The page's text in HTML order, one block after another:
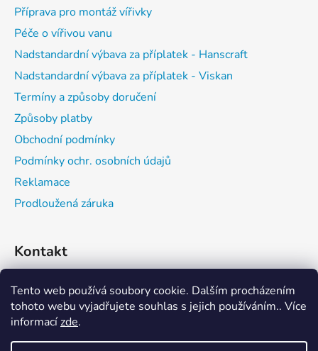
Tento web používá soubory cookie. Dalším procházením
tohoto webu vyjadřujete souhlas s jejich používáním.. Více
informacízde.
Příprava pro montáž vířivky
Péče o vířivou vanu
Nadstandardní výbava za příplatek - Hanscraft
Nadstandardní výbava za příplatek - Viskan
Termíny a způsoby doručení
Způsoby platby
Obchodní podmínky
Podmínky ochr. osobních údajů
Reklamace
Prodloužená záruka
Kontakt
expedice@vitalwell.cz
608742111